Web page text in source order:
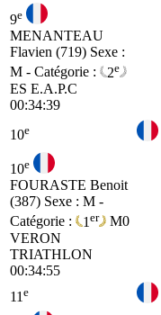
9e
MENANTEAU
Flavien (719) Sexe :
M - Catégorie :
2e
ES E.A.P.C
00:34:39
10e
10e
FOURASTE Benoit
(387) Sexe : M -
Catégorie :
1 er
M0
VERON
TRIATHLON
00:34:55
11 e